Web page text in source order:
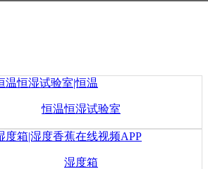
恒温恒湿试验室
湿度箱